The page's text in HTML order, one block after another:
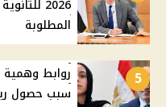
2026
المطلوبة
5
روابط
سبب حصول ريم محمد